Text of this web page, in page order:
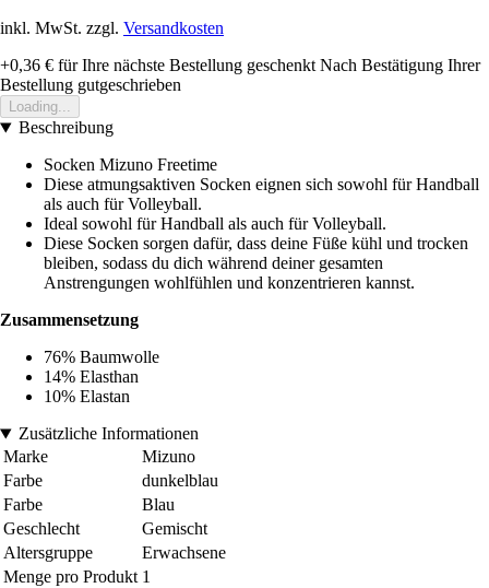
inkl. MwSt. zzgl. Versandkosten
+0,36 € für Ihre nächste Bestellung geschenkt Nach Bestätigung Ihrer
Bestellung gutgeschrieben
Loading...
Beschreibung
Socken Mizuno Freetime
Diese atmungsaktiven Socken eignen sich sowohl für Handball
als auch für Volleyball.
Ideal sowohl für Handball als auch für Volleyball.
Diese Socken sorgen dafür, dass deine Füße kühl und trocken
bleiben, sodass du dich während deiner gesamten
Anstrengungen wohlfühlen und konzentrieren kannst.
Zusammensetzung
76% Baumwolle
14% Elasthan
10% Elastan
Zusätzliche Informationen
Marke
Mizuno
Farbe
dunkelblau
Farbe
Blau
Geschlecht
Gemischt
Altersgruppe
Erwachsene
Menge pro Produkt 1